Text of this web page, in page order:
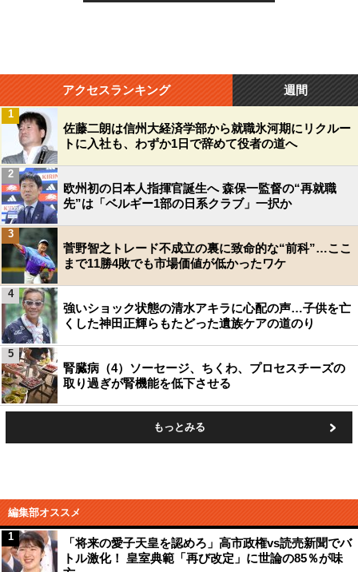
アクセスランキング 週間
佐藤二朗は信州大経済学部から就職氷河期にリクルー
トに入社も、わずか1日で辞めて役者の道へ
1
欧州初の日本人指揮官誕生へ 森保一監督の“再就職
先”は「ベルギー1部の日系クラブ」一択か
2
菅野智之トレード不成立の裏に致命的な“前科”…ここ
まで11勝4敗でも市場価値が低かったワケ
3
強いショック状態の清水アキラに心配の声…子供を亡
くした神田正輝らもたどった遺族ケアの道のり
4
腎臓病（4）ソーセージ、ちくわ、プロセスチーズの
取り過ぎが腎機能を低下させる
5
もっとみる
編集部オススメ
「将来の愛子天皇を認めろ」高市政権vs読売新聞でバ
トル激化！ 皇室典範「再び改定」に世論の85％が味
1